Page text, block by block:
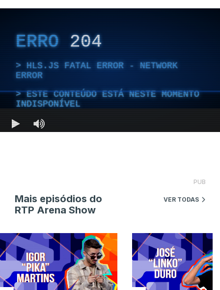
PUB
Mais episódios do
RTP Arena Show
VER TODAS